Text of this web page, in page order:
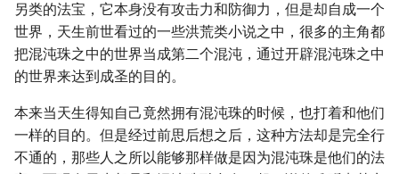
另类的法宝，它本身没有攻击力和防御力，但是却自成一个
世界，天生前世看过的一些洪荒类小说之中，很多的主角都
把混沌珠之中的世界当成第二个混沌，通过开辟混沌珠之中
的世界来达到成圣的目的。
本来当天生得知自己竟然拥有混沌珠的时候，也打着和他们
一样的目的。但是经过前思后想之后，这种方法却是完全行
不通的，那些人之所以能够那样做是因为混沌珠是他们的法